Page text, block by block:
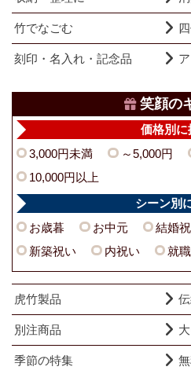
竹でなごむ
刻印・名入れ・記念品
笑顔の
価格別に
3,000円未満 ～5,000円
10,000円以上
シーン別
お歳暮 お中元 結婚
新築祝い
内祝い 就
虎竹製品
別注商品
季節の特集